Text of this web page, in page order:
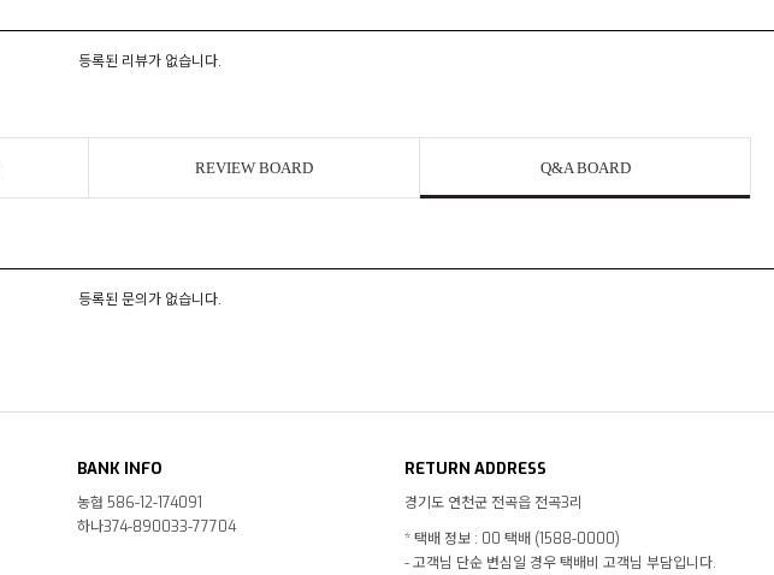
등록된 리뷰가 없습니다.
REVIEW BOARD Q&A BOARD
등록된 문의가 없습니다.
BANK INFO
농협 586-12-174091
하나374-890033-77704
RETURN ADDRESS
경기도 연천군 전곡읍 전곡3리
* 택배 정보 : 00 택배 (1588-0000)
- 고객님 단순 변심일 경우 택배비 고객님 부담입니다.